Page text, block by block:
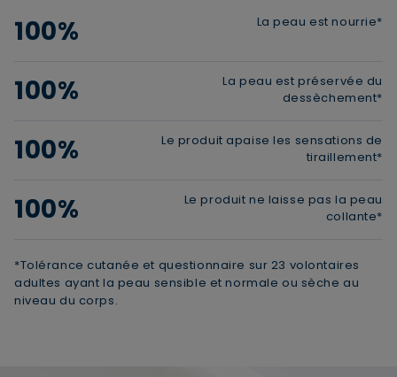
100% La peau est nourrie*
100%
La peau est préservée du
dessèchement*
100%
Le produit apaise les sensations de
tiraillement*
100%
Le produit ne laisse pas la peau
collante*
*Tolérance cutanée et questionnaire sur 23 volontaires
adultes ayant la peau sensible et normale ou sèche au
niveau du corps.